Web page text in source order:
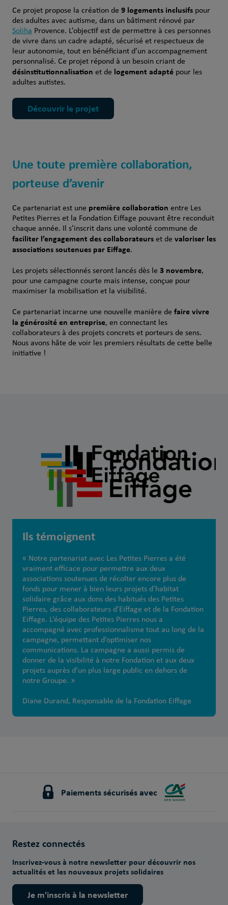
Ce projet propose la création de 9 logements inclusifspour
des adultes avec autisme, dans un bâtiment rénové par
Soliha Provence. L’objectif est de permettre à ces personnes
de vivre dans un cadre adapté, sécurisé et respectueux de
leur autonomie, tout en bénéficiant d’un accompagnement
personnalisé. Ce projet répond à un besoin criant de
désinstitutionnalisation et de logement adaptépour les
adultes autistes.
Découvrir le projet
Une toute première collaboration,
porteuse d’avenir
Ce partenariat est une première collaboration entre Les
Petites Pierres et la Fondation Eiffage pouvant être reconduit
chaque année. Il s’inscrit dans une volonté commune de
faciliter l’engagement des collaborateurset de valoriser les
associations soutenues par Eiffage.
Les projets sélectionnés seront lancés dès le 3 novembre,
pour une campagne courte mais intense, conçue pour
maximiser la mobilisation et la visibilité.
Ce partenariat incarne une nouvelle manière de faire vivre
la générosité en entreprise, en connectant les
collaborateurs à des projets concrets et porteurs de sens.
Nous avons hâte de voir les premiers résultats de cette belle
initiative !
Ils témoignent
« Notre partenariat avec Les Petites Pierres a été
vraiment efficace pour permettre aux deux
associations soutenues de récolter encore plus de
fonds pour mener à bien leurs projets d’habitat
solidaire grâce aux dons des habitués des Petites
Pierres, des collaborateurs d’Eiffage et de la Fondation
Eiffage. L’équipe des Petites Pierres nous a
accompagné avec professionnalisme tout au long de la
campagne, permettant d’optimiser nos
communications. La campagne a aussi permis de
donner de la visibilité à notre Fondation et aux deux
projets auprès d’un plus large public en dehors de
notre Groupe. »
Diane Durand, Responsable de la Fondation Eiffage
Paiements sécurisés avec
Restez connectés
Inscrivez-vous à notre newsletter pour découvrir nos
actualités et les nouveaux projets solidaires
Je m'inscris à la newsletter